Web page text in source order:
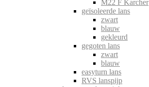
M22 F Karcher
geïsoleerde lans
zwart
blauw
gekleurd
gegoten lans
zwart
blauw
easyturn lans
RVS lanspijp